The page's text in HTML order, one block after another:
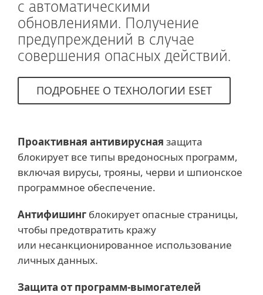
с автоматическими
обновлениями. Получение
предупреждений в случае
совершения опасных действий.
ПОДРОБНЕЕ О ТЕХНОЛОГИИ ESET
Проактивная антивирусная защита
блокирует все типы вредоносных программ,
включая вирусы, трояны, черви и шпионское
программное обеспечение.
Антифишинг блокирует опасные страницы,
чтобы предотвратить кражу
или несанкционированное использование
личных данных.
Защита от программ-вымогателей